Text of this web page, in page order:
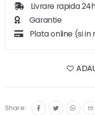
Livrare rapida
Garantie
Plata online (si in
Share: